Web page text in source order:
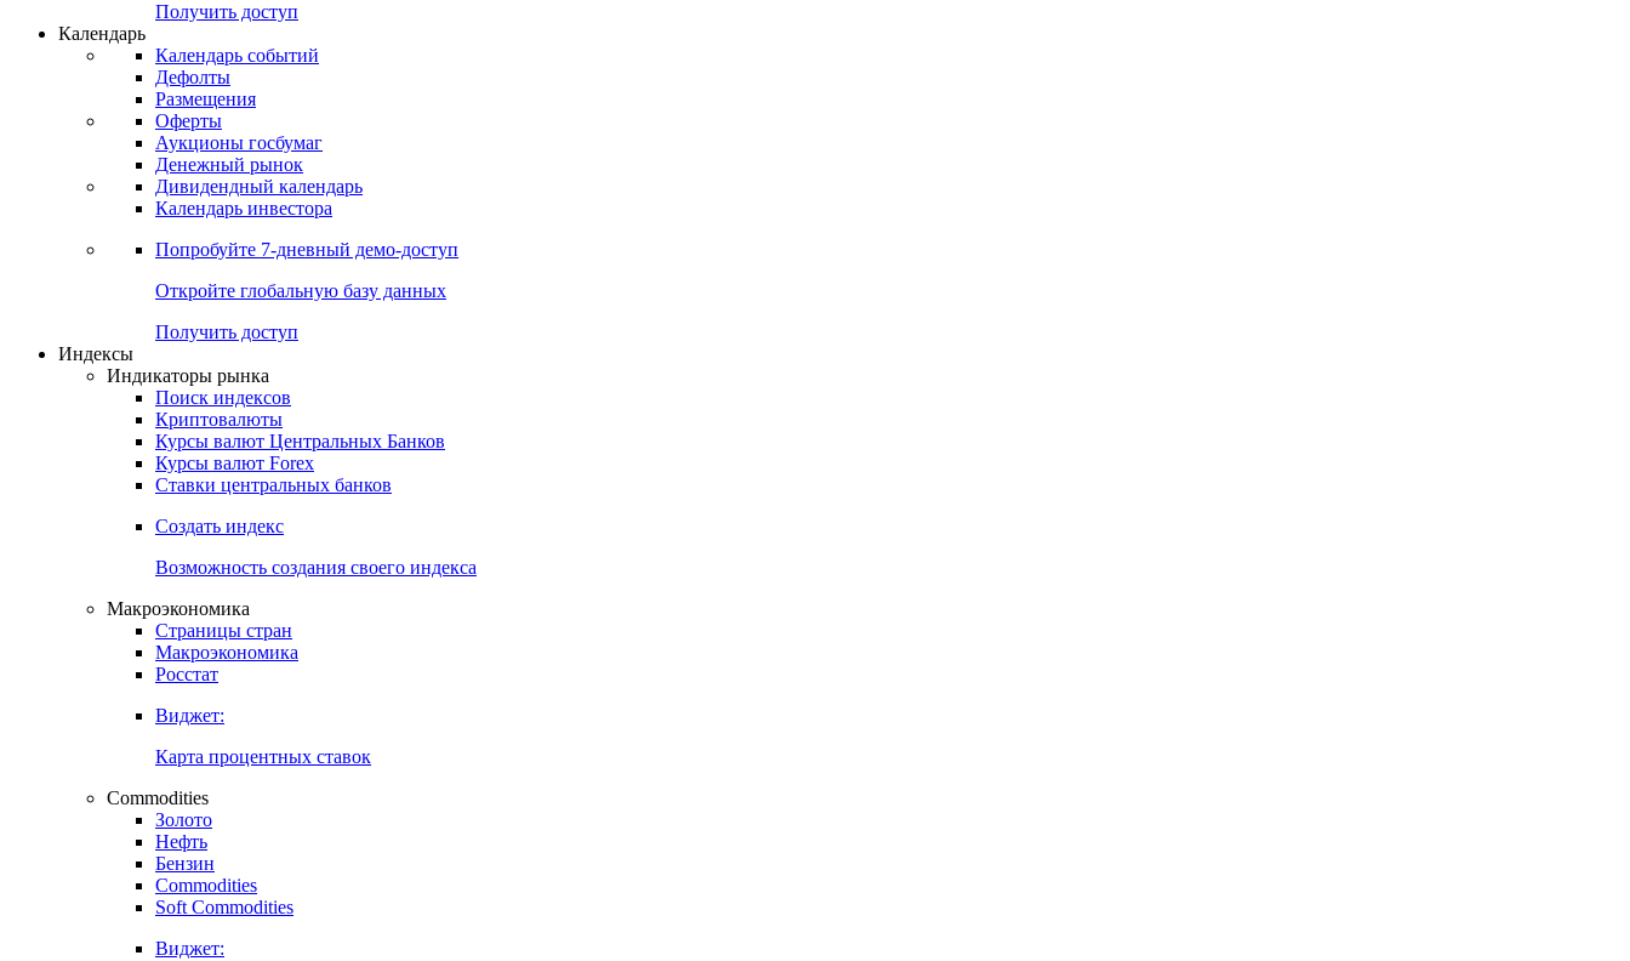
Получить доступ
Календарь
Календарь событий
Дефолты
Размещения
Оферты
Аукционы госбумаг
Денежный рынок
Дивидендный календарь
Календарь инвестора
Попробуйте 7-дневный демо-доступ
Откройте глобальную базу данных
Получить доступ
Индексы
Индикаторы рынка
Поиск индексов
Криптовалюты
Курсы валют Центральных Банков
Курсы валют Forex
Ставки центральных банков
Создать индекс
Возможность создания своего индекса
Макроэкономика
Страницы стран
Макроэкономика
Росстат
Виджет:
Карта процентных ставок
Commodities
Золото
Нефть
Бензин
Commodities
Soft Commodities
Виджет: